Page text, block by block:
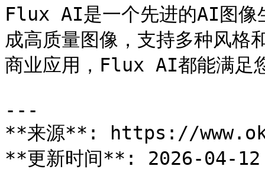
Flux AI是一个先进的AI图像
成高质量图像，支持多种风格
商业应用，Flux AI都能满足
---
**来源**: https://
**更新时间**: 2026-04-